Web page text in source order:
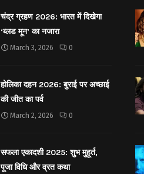
चंद्र ग्रहण 2026: भारत में दिखेगा
‘ब्लड मून’ का नजारा
March 3, 2026 0
होलिका दहन 2026: बुराई पर अच्छाई
की जीत का पर्व
March 2, 2026 0
सफला एकादशी 2025: शुभ मुहूर्त,
पूजा विधि और व्रत कथा